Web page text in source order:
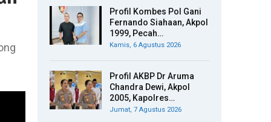
Profil Kombes Pol Gani
Fernando Siahaan, Akpol
1999, Pecah…
Kamis, 6 Agustus 2026
Profil AKBP Dr Aruma
Chandra Dewi, Akpol
2005, Kapolres…
Jumat, 7 Agustus 2026